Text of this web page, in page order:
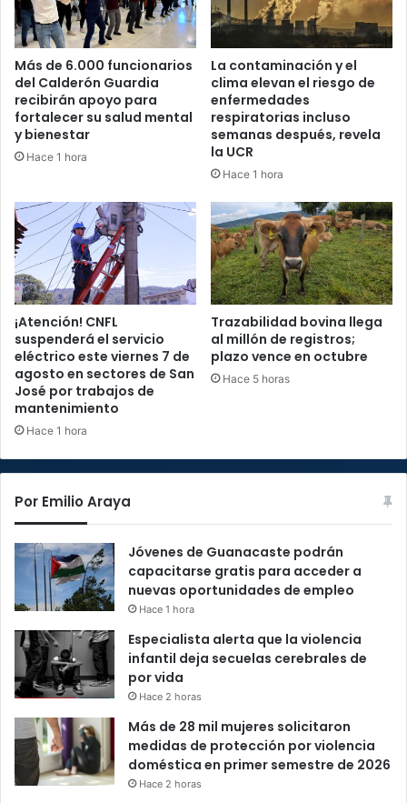
Más de 6.000 funcionarios
del Calderón Guardia
recibirán apoyo para
fortalecer su salud mental
y bienestar
Hace 1 hora
La contaminación y el
clima elevan el riesgo de
enfermedades
respiratorias incluso
semanas después, revela
la UCR
Hace 1 hora
¡Atención! CNFL
suspenderá el servicio
eléctrico este viernes 7 de
agosto en sectores de San
José por trabajos de
mantenimiento
Hace 1 hora
Trazabilidad bovina llega
al millón de registros;
plazo vence en octubre
Hace 5 horas
Por Emilio Araya
Jóvenes de Guanacaste podrán
capacitarse gratis para acceder a
nuevas oportunidades de empleo
Hace 1 hora
Especialista alerta que la violencia
infantil deja secuelas cerebrales de
por vida
Hace 2 horas
Más de 28 mil mujeres solicitaron
medidas de protección por violencia
doméstica en primer semestre de 2026
Hace 2 horas